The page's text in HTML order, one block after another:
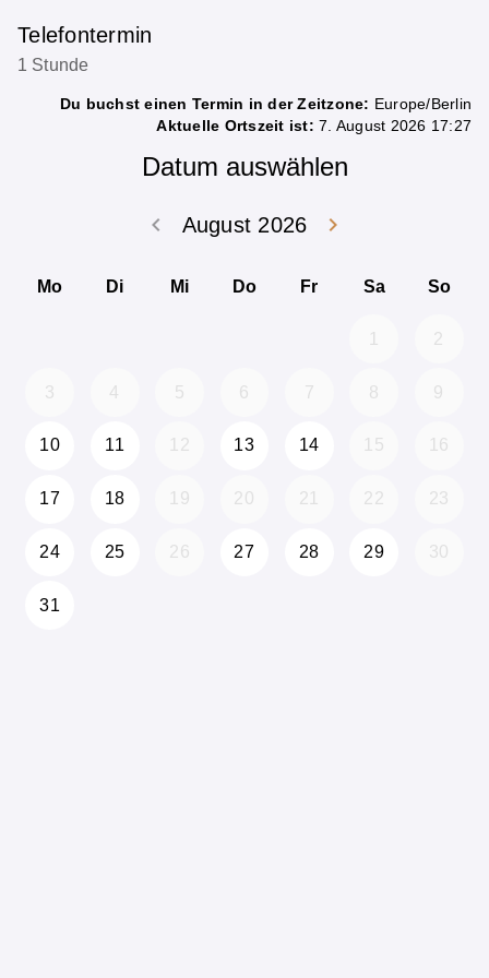
Telefontermin
1 Stunde
Du buchst einen Termin in der Zeitzone: Europe/Berlin
Aktuelle Ortszeit ist: 7. August 2026 17:27
Datum auswählen
August 2026
keyboard_arrow_left
keyboard_arrow_right
Mo Di Mi Do Fr Sa So
2
3 4 5 6 7 8 9
10 11 12 13 14 15 16
17 18 19 20 21 22 23
24 25 26 27 28 29 30
31